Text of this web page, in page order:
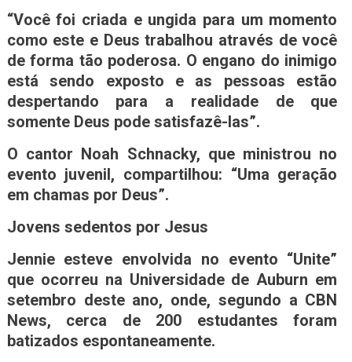
“Você foi criada e ungida para um momento
como este e Deus trabalhou através de você
de forma tão poderosa. O engano do inimigo
está sendo exposto e as pessoas estão
despertando para a realidade de que
somente Deus pode satisfazê-las”.
O cantor Noah Schnacky, que ministrou no
evento juvenil, compartilhou: “Uma geração
em chamas por Deus”.
Jovens sedentos por Jesus
Jennie esteve envolvida no evento “Unite”
que ocorreu na Universidade de Auburn em
setembro deste ano, onde, segundo a CBN
News, cerca de 200 estudantes foram
batizados espontaneamente.